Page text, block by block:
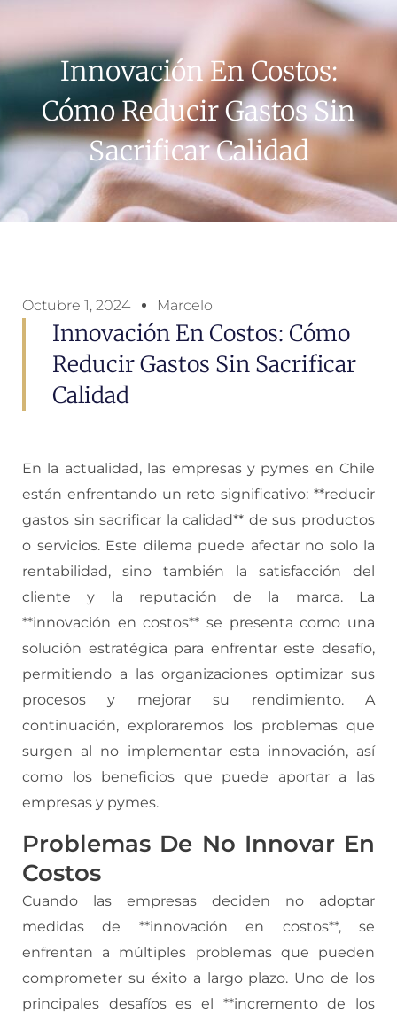
Innovación En Costos:
Cómo Reducir Gastos Sin
Sacrificar Calidad
Octubre 1, 2024 Marcelo
Innovación En Costos: Cómo
Reducir Gastos Sin Sacrificar
Calidad
En la actualidad, las empresas y pymes en Chile
están enfrentando un reto significativo: **reducir
gastos sin sacrificar la calidad** de sus productos
o servicios. Este dilema puede afectar no solo la
rentabilidad, sino también la satisfacción del
cliente y la reputación de la marca. La
**innovación en costos** se presenta como una
solución estratégica para enfrentar este desafío,
permitiendo a las organizaciones optimizar sus
procesos y mejorar su rendimiento. A
continuación, exploraremos los problemas que
surgen al no implementar esta innovación, así
como los beneficios que puede aportar a las
empresas y pymes.
Problemas De No Innovar En
Costos
Cuando las empresas deciden no adoptar
medidas de **innovación en costos**, se
enfrentan a múltiples problemas que pueden
comprometer su éxito a largo plazo. Uno de los
principales desafíos es el **incremento de los